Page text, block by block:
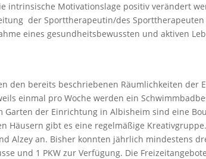
intrinsische Motivationslage positiv verändert
der Sporttherapeutin/des
eines gesundheitsbewussten und aktiven
den bereits beschriebenen Räumlichkeiten
einmal pro Woche werden ein
Garten der Einrichtung in Albisheim sind eine
Häusern gibt es eine regelmäßige
Alzey an. Bisher konnten jährlich mindestens
und 1 PKW zur Verfügung. Die